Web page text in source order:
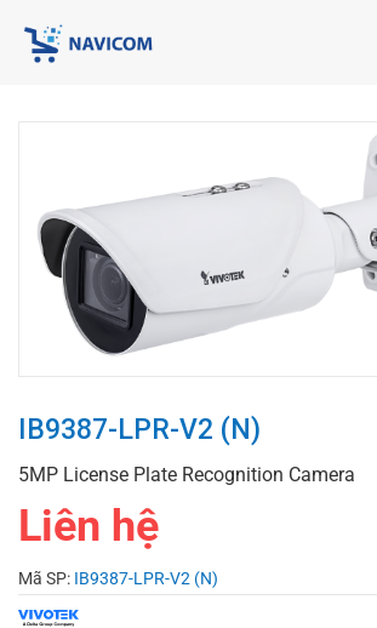
IB9387-LPR-V2 (N)
5MP License Plate Recognition Camera
Liên hệ
Mã SP: IB9387-LPR-V2 (N)